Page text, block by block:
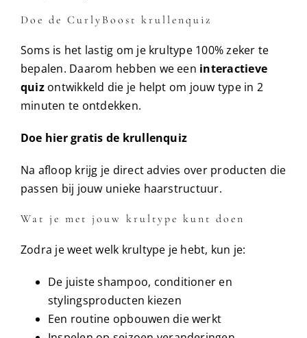
Doe de CurlyBoost krullenquiz
Soms is het lastig om je krultype 100% zeker te
bepalen. Daarom hebben we een interactieve
quizontwikkeld die je helpt om jouw type in 2
minuten te ontdekken.
Doe hier gratis de krullenquiz
Na afloop krijg je direct advies over producten die
passen bij jouw unieke haarstructuur.
Wat je met jouw krultype kunt doen
Zodra je weet welk krultype je hebt, kun je:
De juiste shampoo, conditioner en
stylingsproducten kiezen
Een routine opbouwen die werkt